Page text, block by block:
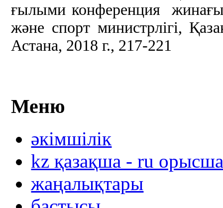
ғылыми конференция
жəне спорт министрлігі,
Астана, 2018 г., 217-221
Меню
әкімшілік
kz қазақша - ru
жаңалықтары